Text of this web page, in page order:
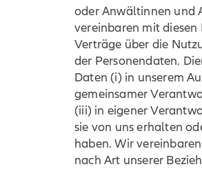
oder Anwältinnen und
vereinbaren mit diesen
Verträge über die
der Personendaten.
Daten (i) in unserem
gemeinsamer
(iii) in eigener
sie von uns erhalten
haben. Wir
nach Art unserer